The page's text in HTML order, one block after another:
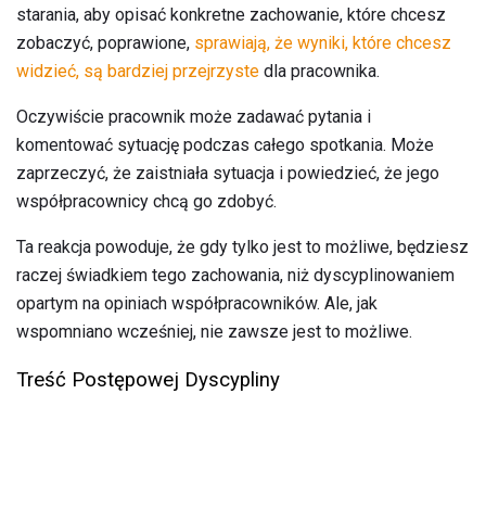
starania, aby opisać konkretne zachowanie, które chcesz
zobaczyć, poprawione, sprawiają, że wyniki, które chcesz
widzieć, są bardziej przejrzyste dla pracownika.
Oczywiście pracownik może zadawać pytania i
komentować sytuację podczas całego spotkania. Może
zaprzeczyć, że zaistniała sytuacja i powiedzieć, że jego
współpracownicy chcą go zdobyć.
Ta reakcja powoduje, że gdy tylko jest to możliwe, będziesz
raczej świadkiem tego zachowania, niż dyscyplinowaniem
opartym na opiniach współpracowników. Ale, jak
wspomniano wcześniej, nie zawsze jest to możliwe.
Treść Postępowej Dyscypliny